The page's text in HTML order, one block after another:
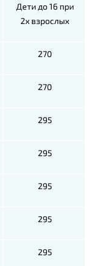
Дети до 16 при
2х взрослых
270
270
295
295
295
295
295